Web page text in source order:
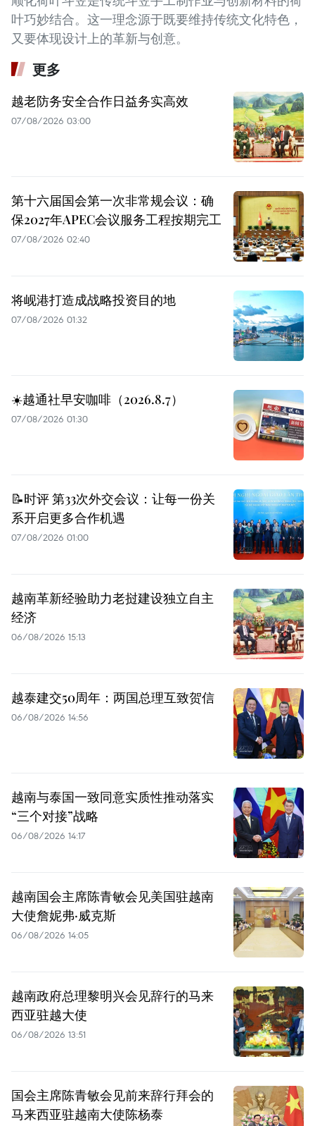
叶巧妙结合。这一理念源于既要维持传统文化特色，
又要体现设计上的革新与创意。
更多
越老防务安全合作日益务实高效
07/08/2026 03:00
第十六届国会第一次非常规会议：确
保2027年APEC会议服务工程按期完工
07/08/2026 02:40
将岘港打造成战略投资目的地
07/08/2026 01:32
☀️越通社早安咖啡（2026.8.7）
07/08/2026 01:30
📝时评 第33次外交会议：让每一份关
系开启更多合作机遇
07/08/2026 01:00
越南革新经验助力老挝建设独立自主
经济
06/08/2026 15:13
越泰建交50周年：两国总理互致贺信
06/08/2026 14:56
越南与泰国一致同意实质性推动落实
“三个对接”战略
06/08/2026 14:17
越南国会主席陈青敏会见美国驻越南
大使詹妮弗·威克斯
06/08/2026 14:05
越南政府总理黎明兴会见辞行的马来
西亚驻越大使
06/08/2026 13:51
国会主席陈青敏会见前来辞行拜会的
马来西亚驻越南大使陈杨泰